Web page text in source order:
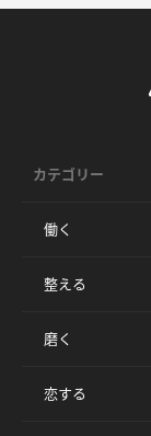
カテゴリー
働く
整える
磨く
恋する